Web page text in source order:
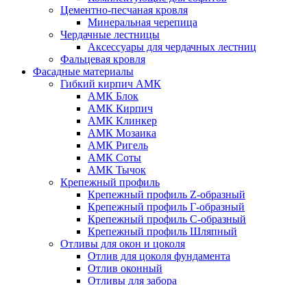
Цементно-песчаная кровля
Минеральная черепица
Чердачные лестницы
Аксессуары для чердачных лестниц
Фальцевая кровля
Фасадные материалы
Гибкий кирпич АМК
АМК Блок
АМК Кирпич
АМК Клинкер
АМК Мозаика
АМК Ригель
АМК Соты
АМК Тычок
Крепежный профиль
Крепежный профиль Z-образный
Крепежный профиль Г-образный
Крепежный профиль С-образный
Крепежный профиль Шляпный
Отливы для окон и цоколя
Отлив для цоколя фундамента
Отлив оконный
Отливы для забора